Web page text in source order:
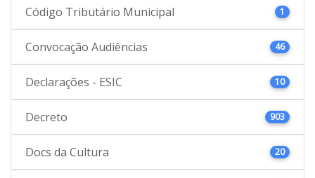
Código Tributário Municipal 1
Convocação Audiências 46
Declarações - ESIC 10
Decreto 903
Docs da Cultura 20